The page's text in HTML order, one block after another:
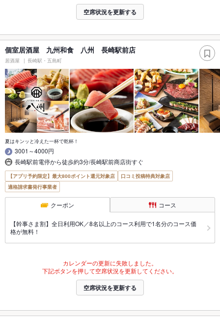
空席状況を更新する
個室居酒屋 九州和食 八州 長崎駅前店
居酒屋 長崎駅・五島町
夏はキンッと冷えた一杯で乾杯！
3001～4000円
長崎駅前電停から徒歩約3分/長崎駅前商店街すぐ
【アプリ予約限定】最大800ポイント還元対象店
口コミ投稿特典対象店
適格請求書発行事業者
クーポン コース
【幹事さま割】全日利用OK／8名以上のコース利用で1名分のコース価
格が無料！
カレンダーの更新に失敗しました。
下記ボタンを押して空席状況を更新してください。
空席状況を更新する